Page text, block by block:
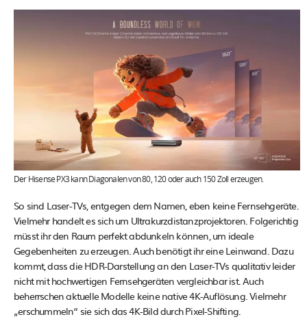
Der Hisense PX3 kann Diagonalen von 80, 120 oder auch 150 Zoll erzeugen.
So sind Laser-TVs, entgegen dem Namen, eben keine Fernsehgeräte.
Vielmehr handelt es sich um Ultrakurzdistanzprojektoren. Folgerichtig
müsst ihr den Raum perfekt abdunkeln können, um ideale
Gegebenheiten zu erzeugen. Auch benötigt ihr eine Leinwand. Dazu
kommt, dass die HDR-Darstellung an den Laser-TVs qualitativ leider
nicht mit hochwertigen Fernsehgeräten vergleichbar ist. Auch
beherrschen aktuelle Modelle keine native 4K-Auflösung. Vielmehr
„erschummeln“ sie sich das 4K-Bild durch Pixel-Shifting.